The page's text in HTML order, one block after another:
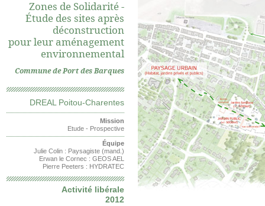
Zones de Solidarité -
Étude des sites après
déconstruction
pour leur aménagement
environnemental
Commune de Port des Barques
DREAL Poitou-Charentes
Mission
Etude - Prospective
Équipe
Julie Colin : Paysagiste (mand.)
Erwan le Cornec : GEOS AEL
Pierre Peeters : HYDRATEC
Activité libérale
2012